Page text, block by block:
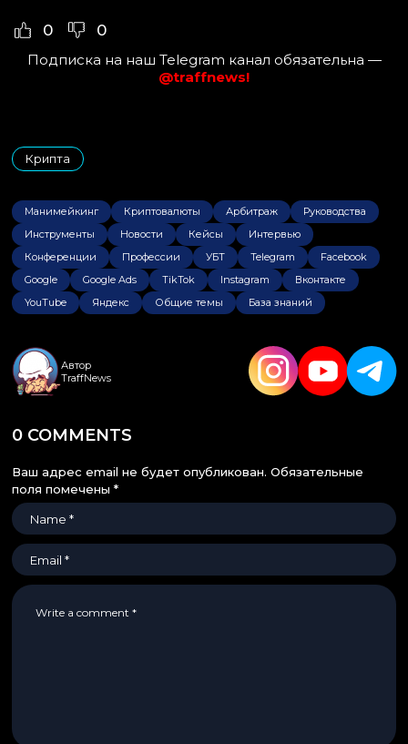
0 0
Подписка на наш Telegram канал обязательна —
@traffnews!
Крипта
Манимейкинг Криптовалюты Арбитраж
Руководства
Инструменты
Новости Кейсы
Интервью
Конференции
Профессии УБТ Telegram
Facebook
Google
Google Ads TikTok Instagram
Вконтакте
YouTube
Яндекс Общие темы База знаний
Автор
TraffNews
0 COMMENTS
Ваш адрес email не будет опубликован. Обязательные
поля помечены *